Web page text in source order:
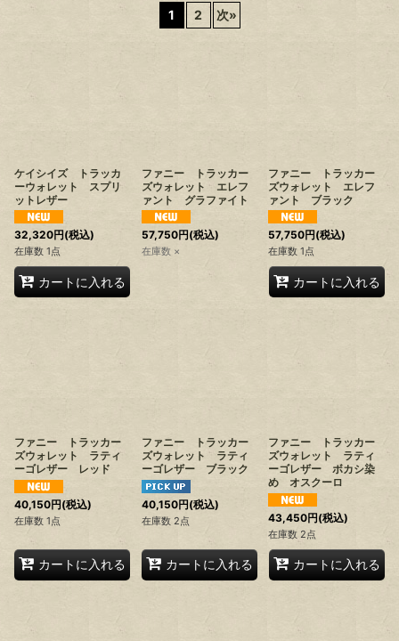
1 2 次»
ケイシイズ トラッカ
ーウォレット スプリ
ットレザー
32,320円(税込)
在庫数 1点
カートに入れる
ファニー トラッカー
ズウォレット エレフ
ァント グラファイト
57,750円(税込)
在庫数 ×
ファニー トラッカー
ズウォレット エレフ
ァント ブラック
57,750円(税込)
在庫数 1点
カートに入れる
ファニー トラッカー
ズウォレット ラティ
ーゴレザー レッド
40,150円(税込)
在庫数 1点
カートに入れる
ファニー トラッカー
ズウォレット ラティ
ーゴレザー ブラック
40,150円(税込)
在庫数 2点
カートに入れる
ファニー トラッカー
ズウォレット ラティ
ーゴレザー ボカシ染
め オスクーロ
43,450円(税込)
在庫数 2点
カートに入れる